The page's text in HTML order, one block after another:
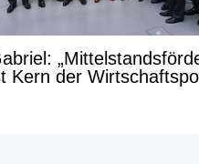
Kern der